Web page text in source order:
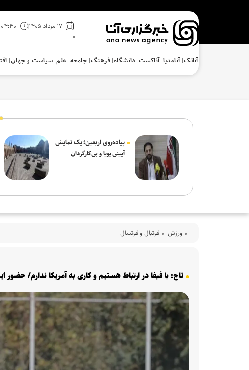
۱۷ مرداد ۱۴۰۵ ۰۴:۴۰
آناتک آنامدیا آناکست دانشگاه فرهنگ‌ جامعه علم سیاست و جهان
پیاده‌روی اربعین؛ یک نمایش
آیینی پویا و بی‌کارگردان
ورزش فوتبال و فوتسال
تاج: با فیفا در ارتباط هستیم و کاری به آمریکا ندارم/ حضور